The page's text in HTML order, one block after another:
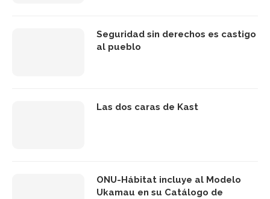
Seguridad sin derechos es castigo
al pueblo
Las dos caras de Kast
ONU-Hábitat incluye al Modelo
Ukamau en su Catálogo de